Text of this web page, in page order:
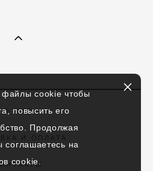
О НАС
И ОПЛАТА
файлы cookie чтобы
повысить его
Продолжая
соглашаетесь на
cookie.